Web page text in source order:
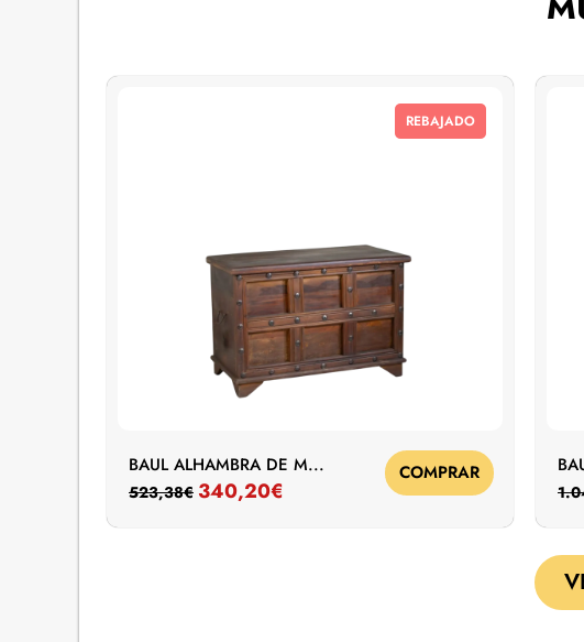
REBAJADO
BAUL ALHAMBRA DE M...
523,38€ 340,20€
COMPRAR